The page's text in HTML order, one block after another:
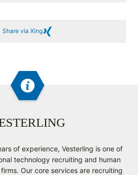
Share via Xing
of experience, Vesterling is one of
technology recruiting and human
Our core services are recruiting